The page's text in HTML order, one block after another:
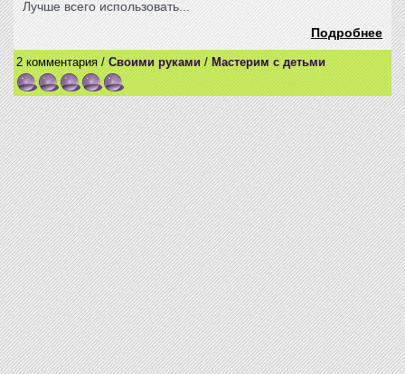
Лучше всего использовать...
Подробнее
2 комментария / Своими руками / Мастерим с детьми